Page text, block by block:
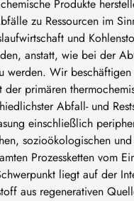
Produkte
zu Ressourcen im
und
anstatt, wie bei der
werden. Wir
der primären
Abfall- und
einschließlich
sozioökologischen
Prozessketten vom
liegt auf der
aus regenerativen